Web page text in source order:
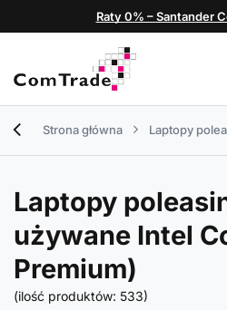
Raty 0% – Santander
Strona główna Laptopy
Laptopy
używane Intel
Premium)
(ilość produktów: 533)